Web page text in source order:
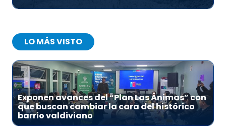
LO MÁS VISTO
1
Exponen avances del “Plan Las Ánimas” con
que buscan cambiar la cara del histórico
barrio valdiviano